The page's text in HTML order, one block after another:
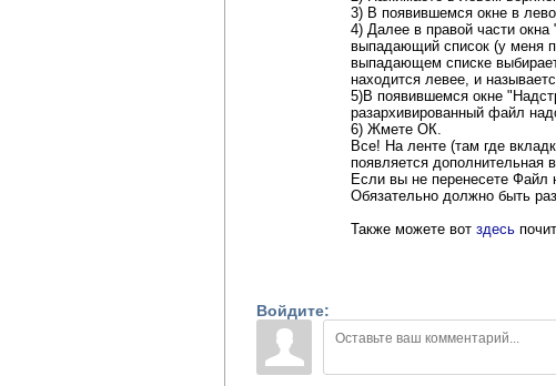
3) В появившемся окне в
4) Далее в правой части
выпадающий список (у меня
выпадающем списке
находится левее, и
5)В появившемся окне
разархивированный файл
6) Жмете ОК.
Все! На ленте (там где
появляется дополнительная
Если вы не перенесете Файл
Обязательно должно быть
Также можете вот здесь
Войдите: